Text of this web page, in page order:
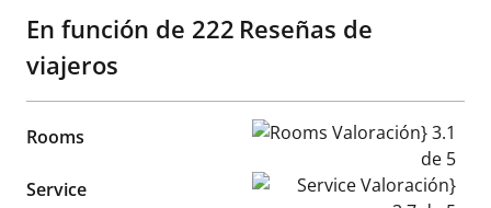
En función de 222 Reseñas de
viajeros
Rooms Rooms Valoración} 3.1 de 5
Service Service Valoración} 3.7 de 5